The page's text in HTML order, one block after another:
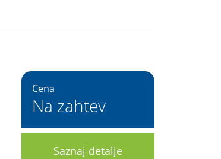
Cena
Na zahtev
Saznaj detalje